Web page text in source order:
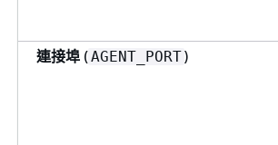
連接埠 (AGENT_PORT)